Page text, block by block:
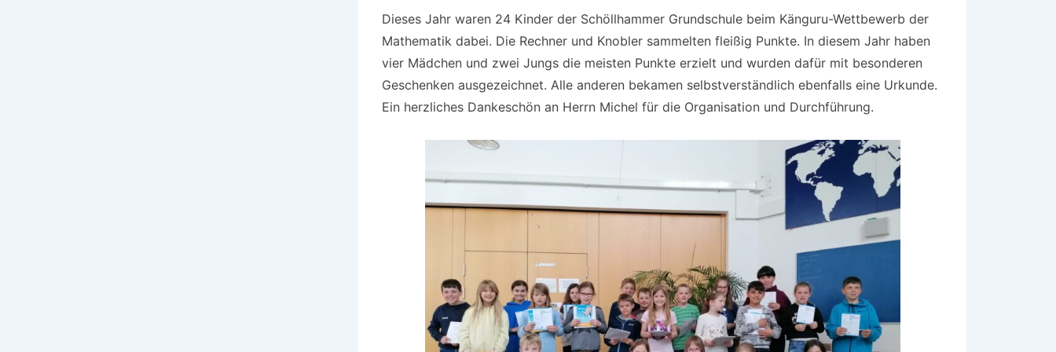
Dieses Jahr waren 24 Kinder der Schöllhammer Grundschule beim Känguru-Wettbewerb der
Mathematik dabei. Die Rechner und Knobler sammelten fleißig Punkte. In diesem Jahr haben
vier Mädchen und zwei Jungs die meisten Punkte erzielt und wurden dafür mit besonderen
Geschenken ausgezeichnet. Alle anderen bekamen selbstverständlich ebenfalls eine Urkunde.
Ein herzliches Dankeschön an Herrn Michel für die Organisation und Durchführung.